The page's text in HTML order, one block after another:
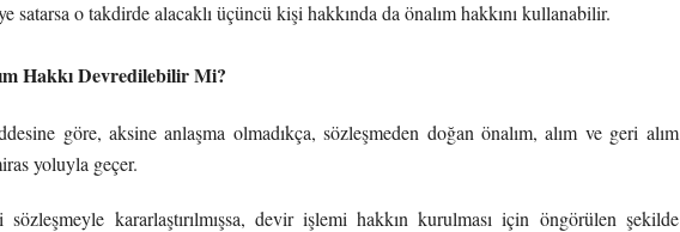
satarsa o takdirde alacaklı üçüncü kişi hakkında da önalım hakkını kullanabilir.
Hakkı Devredilebilir Mi?
göre, aksine anlaşma olmadıkça, sözleşmeden doğan önalım, alım ve geri alım
yoluyla geçer.
kararlaştırılmışsa, devir işlemi hakkın kurulması için öngörülen şekilde